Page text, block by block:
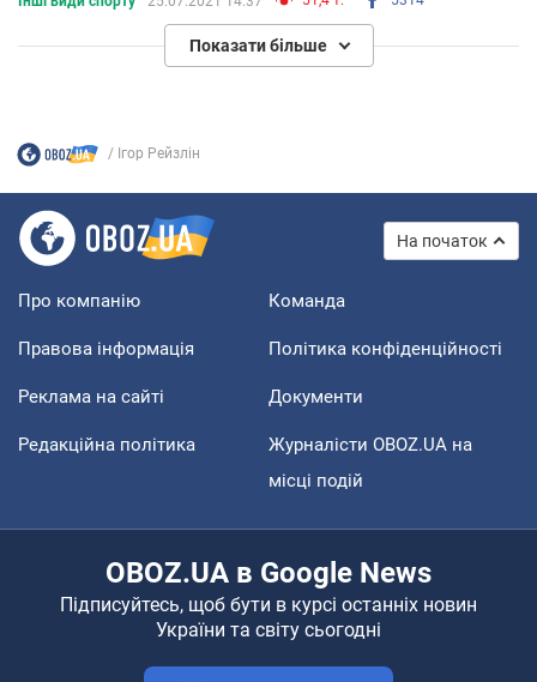
Показати більше
Ігор Рейзлін
На початок
Про компанію Команда
Правова інформація Політика конфіденційності
Реклама на сайті Документи
Редакційна політика
Журналісти OBOZ.UA на
місці подій
OBOZ.UA в Google News
Підписуйтесь, щоб бути в курсі останніх новин
України та світу сьогодні